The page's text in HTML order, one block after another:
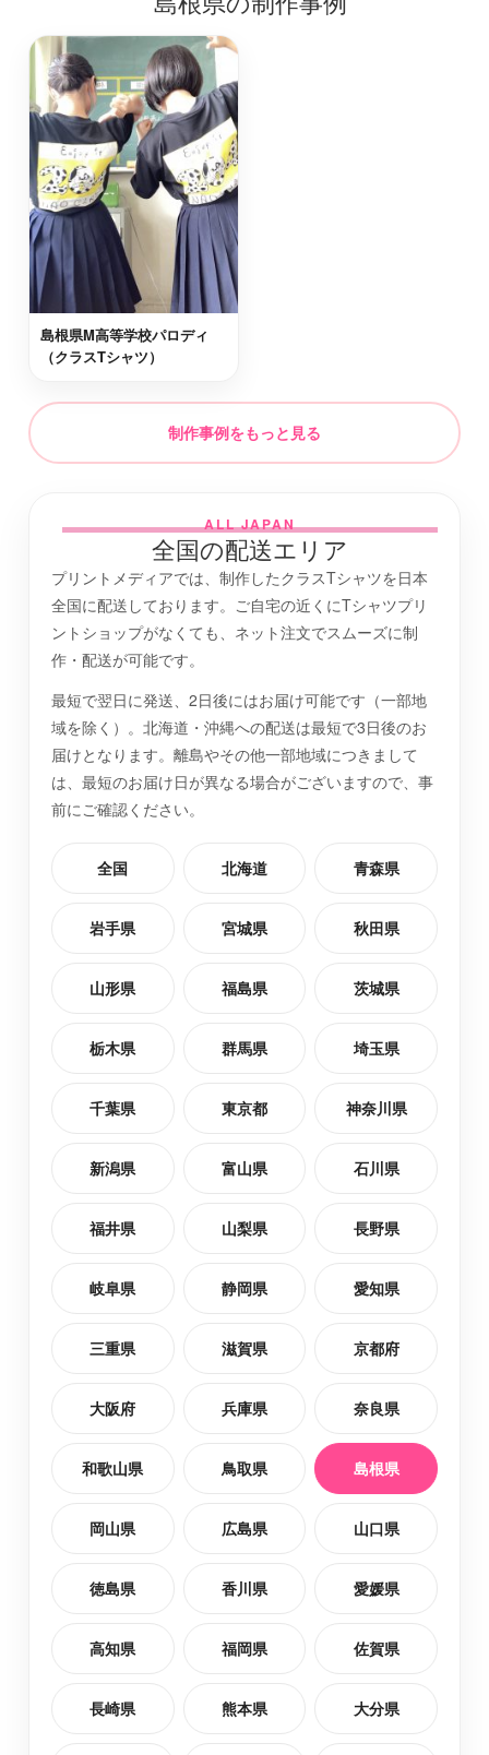
益田市
飯石郡飯南町
隠岐郡西ノ島町
江津市
隠岐郡隠岐の島町
島根県M高等学校パロディ
（クラスTシャツ）
制作事例をもっと見る
ALL JAPAN
全国の配送エリア
プリントメディアでは、制作したクラスTシャツを日本
全国に配送しております。ご自宅の近くにTシャツプリ
ントショップがなくても、ネット注文でスムーズに制
作・配送が可能です。
最短で翌日に発送、2日後にはお届け可能です（一部地
域を除く）。北海道・沖縄への配送は最短で3日後のお
届けとなります。離島やその他一部地域につきまして
は、最短のお届け日が異なる場合がございますので、事
前にご確認ください。
全国 北海道 青森県
岩手県 宮城県 秋田県
山形県 福島県 茨城県
栃木県 群馬県 埼玉県
千葉県 東京都 神奈川県
新潟県 富山県 石川県
福井県 山梨県 長野県
岐阜県 静岡県 愛知県
三重県 滋賀県 京都府
大阪府 兵庫県 奈良県
和歌山県 鳥取県 島根県
岡山県 広島県 山口県
徳島県 香川県 愛媛県
高知県 福岡県 佐賀県
長崎県 熊本県 大分県